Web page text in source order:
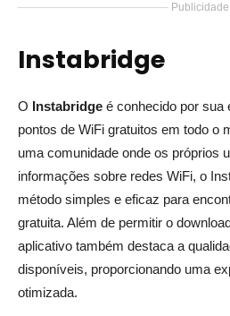
Publicidade
Instabridge
O Instabridge é conhecido por sua
pontos de WiFi gratuitos em todo o
uma comunidade onde os próprios
informações sobre redes WiFi, o
método simples e eficaz para
gratuita. Além de permitir o
aplicativo também destaca a
disponíveis, proporcionando uma
otimizada.